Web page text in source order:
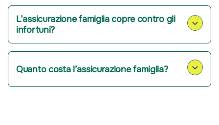
L’assicurazione famiglia copre contro gli
infortuni?
Quanto costa l’assicurazione famiglia?